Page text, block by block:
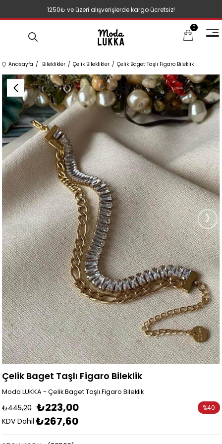
1250₺ ve üzeri alışverişlerde kargo ücretsiz!
0
Anasayfa Bileklikler Çelik Bileklikler Çelik Baget Taşlı Figaro Bileklik
›
Çelik Baget Taşlı Figaro Bileklik
Moda LUKKA - Çelik Baget Taşlı Figaro Bileklik
₺445,20 ₺223,00
KDV Dahil ₺267,60
%40